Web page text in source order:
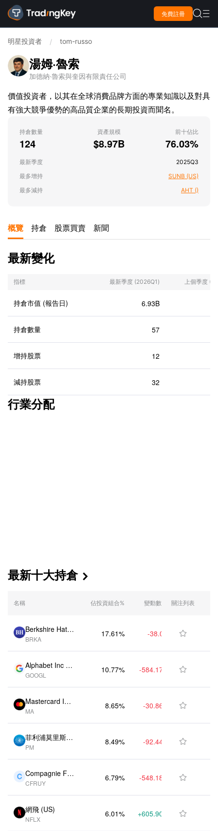
免費註冊  
明星投資者 / tom-russo
湯姆·魯索
加德納·魯索與奎因有限責任公司
價值投資者，以其在全球消費品牌方面的專業知識以及對具
有強大競爭優勢的高品質企業的長期投資而聞名。
持倉數量 資產規模 前十佔比
124 $8.97B 76.03%
最新季度
2025Q3
最多增持
SUNB (US)
最多減持
AHT ()
概覽 持倉 股票買賣 新聞
最新變化
指標 最新季度 (2026Q1) 上個季度
持倉市值 (報告日) 6.93B
持倉數量 57
增持股票 12
減持股票 32
行業分配
最新十大持倉 
名稱 佔投資組合% 變動數量
持倉市值 (報告
關注列表
Berkshire Hath
away Inc (US)
BRKA
17.61% -38.00 
Alphabet Inc Cl
ass A (US)
GOOGL
10.77% -584.17K $966.76M

Mastercard Inc
(US)
MA
8.65% -30.86K $775.71M

菲利浦莫里斯國
際公司 (US)
PM
8.49% -92.44K $761.40M

Compagnie Fin
anciere Richem
ont Unsponsor
ed Switzerland
ADR (US)
CFRUY
6.79% -548.18K $609.14M

網飛 (US)
NFLX
6.01% +605.90K $539.47M
